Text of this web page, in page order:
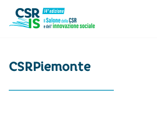
CSRPiemonte